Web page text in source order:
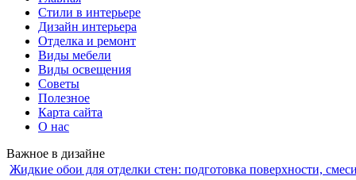
Стили в интерьере
Дизайн интерьера
Отделка и ремонт
Виды мебели
Виды освещения
Советы
Полезное
Карта сайта
О нас
Важное в дизайне
Жидкие обои для отделки стен: подготовка поверхности,